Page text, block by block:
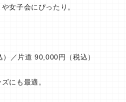
女子会にぴったり。
／片道 90,000円（税込）
にも最適。